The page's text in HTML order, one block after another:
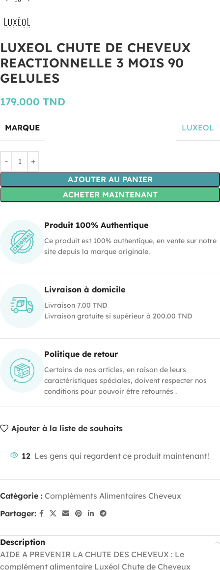
LUXEOL CHUTE DE CHEVEUX
REACTIONNELLE 3 MOIS 90
GELULES
179.000 TND
MARQUE LUXEOL
AJOUTER AU PANIER
ACHETER MAINTENANT
Produit 100% Authentique
Ce produit est 100% authentique, en vente sur notre
site depuis la marque originale.
Livraison à domicile
Livraison 7.00 TND
Livraison gratuite si supérieur à 200.00 TND
Politique de retour
Certains de nos articles, en raison de leurs
caractéristiques spéciales, doivent respecter nos
conditions pour pouvoir être retournés .
Ajouter à la liste de souhaits
12 Les gens qui regardent ce produit maintenant!
Catégorie : Compléments Alimentaires Cheveux
Partager:
Description
AIDE A PREVENIR LA CHUTE DES CHEVEUX : Le
complément alimentaire Luxéol Chute de Cheveux